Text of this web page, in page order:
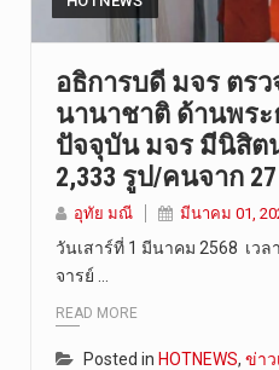
“สม
วันที่
อธิการบดี มจร ตร
นานาชาติ ด้านพระ
ปัจจุบัน มจร มีนิสิต
2,333 รูป/คนจาก
อุทัย มณี มีนาคม 01,
วันเสาร์ที่ 1 มีนาคม 2568 เว
จารย์ …
READ MORE
Posted in HOTNEWS, ข่า